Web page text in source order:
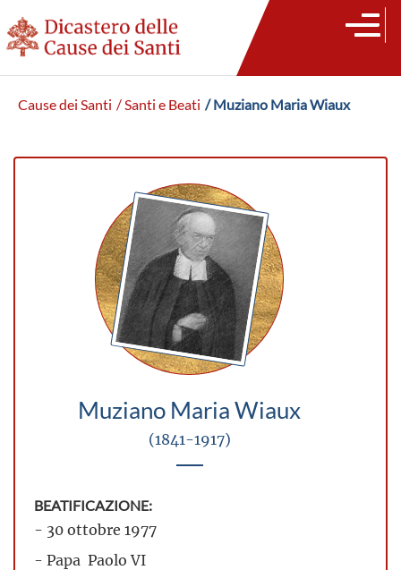
Cause dei Santi / Santi e Beati / Muziano Maria Wiaux
Muziano Maria Wiaux
(1841-1917)
BEATIFICAZIONE:
- 30 ottobre 1977
- Papa Paolo VI